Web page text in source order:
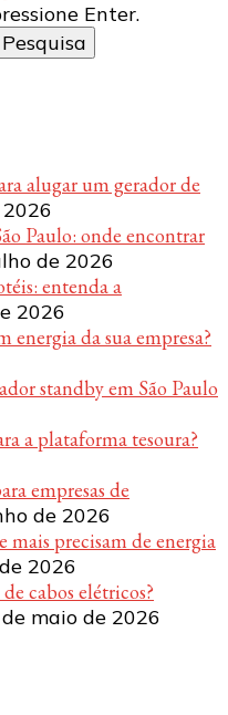
Enter.
alugar um gerador de
Paulo: onde encontrar
de 2026
entenda a
2026
energia da sua empresa?
standby em São Paulo
a plataforma tesoura?
empresas de
de 2026
mais precisam de energia
2026
cabos elétricos?
maio de 2026